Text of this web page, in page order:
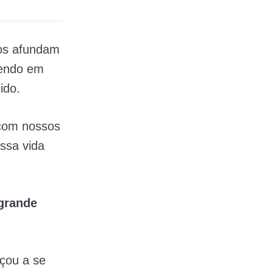
afundam
em
nossos
vida
a se